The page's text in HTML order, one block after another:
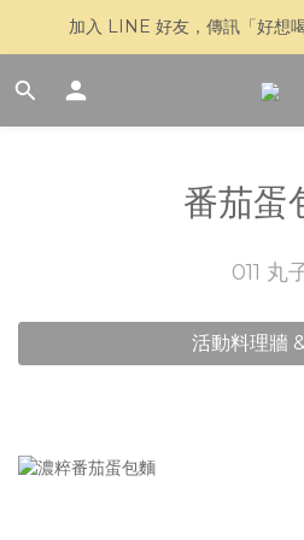
🥣 父親節快閃 𝟳 天｜全館
加入 LINE 好友，傳訊「好想
🥣 父親節快閃 𝟳 天｜全館
番茄蛋
011 丸
活動料理牆